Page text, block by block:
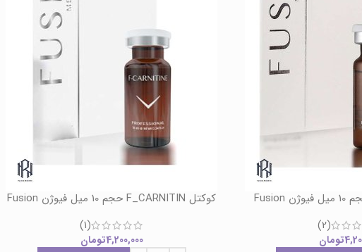
(2)
تومان
کوکتل F_CARNITIN حجم 10 میل فیوژن Fusion
(1)
4,200,000تومان